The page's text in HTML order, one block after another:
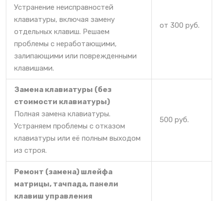
Устранение неисправностей
клавиатуры, включая замену
отдельных клавиш. Решаем
проблемы с неработающими,
залипающими или поврежденными
клавишами.
от 300 руб.
Замена клавиатуры (без
стоимости клавиатуры)
Полная замена клавиатуры.
Устраняем проблемы с отказом
клавиатуры или её полным выходом
из строя.
500 руб.
Ремонт (замена) шлейфа
матрицы, тачпада, панели
клавиш управления